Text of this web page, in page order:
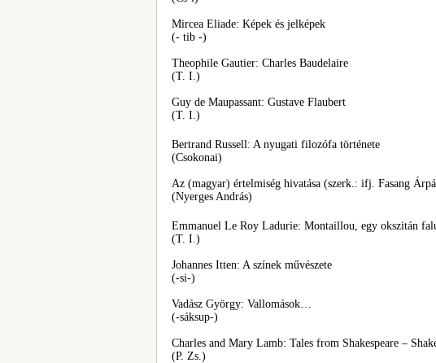
Mircea Eliade: Képek és jelképek
(- tib -)
Theophile Gautier: Charles Baudelaire
(T. I.)
Guy de Maupassant: Gustave Flaubert
(T. I.)
Bertrand Russell: A nyugati filozófa története
(Csokonai)
Az (magyar) értelmiség hivatása (szerk.: ifj. Fasang
(Nyerges András)
Emmanuel Le Roy Ladurie: Montaillou, egy okszitán
(T. I.)
Johannes Itten: A színek művészete
(-si-)
Vadász György: Vallomások…
(-sáksup-)
Charles and Mary Lamb: Tales from Shakespeare –
(P. Zs.)